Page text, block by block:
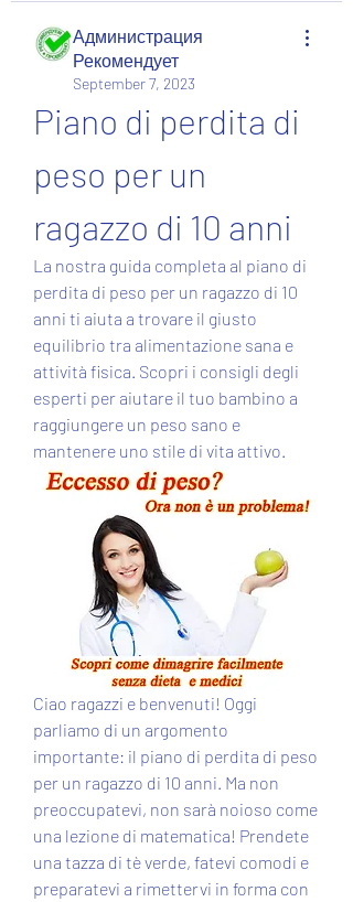
Администрация
Рекомендует
September 7, 2023
Piano di perdita di
peso per un
ragazzo di 10 anni
La nostra guida completa al piano di
perdita di peso per un ragazzo di 10
anni ti aiuta a trovare il giusto
equilibrio tra alimentazione sana e
attività fisica. Scopri i consigli degli
esperti per aiutare il tuo bambino a
raggiungere un peso sano e
mantenere uno stile di vita attivo.
Ciao ragazzi e benvenuti! Oggi
parliamo di un argomento
importante: il piano di perdita di peso
per un ragazzo di 10 anni. Ma non
preoccupatevi, non sarà noioso come
una lezione di matematica! Prendete
una tazza di tè verde, fatevi comodi e
preparatevi a rimettervi in forma con